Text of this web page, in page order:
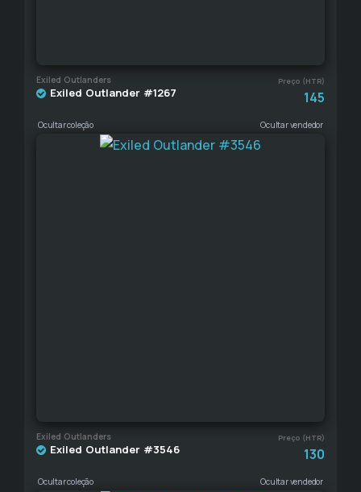
Exiled Outlanders Preço (HTR)
Exiled Outlander #1267 145
Ocultar coleção Ocultar vendedor
Exiled Outlanders Preço (HTR)
Exiled Outlander #3546 130
Ocultar coleção Ocultar vendedor